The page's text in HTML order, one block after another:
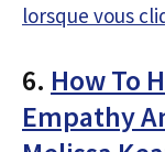
lorsque vous
6. How To
Empathy